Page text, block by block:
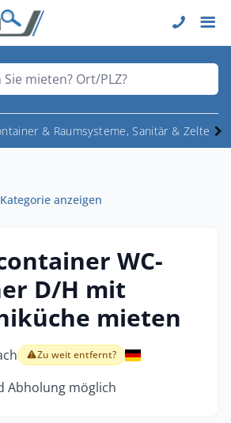
mieten? Ort/PLZ?
& Raumsysteme, Sanitär & Zelte
anzeigen
WC-
D/H mit
mieten
Zu weit entfernt?
Abholung möglich